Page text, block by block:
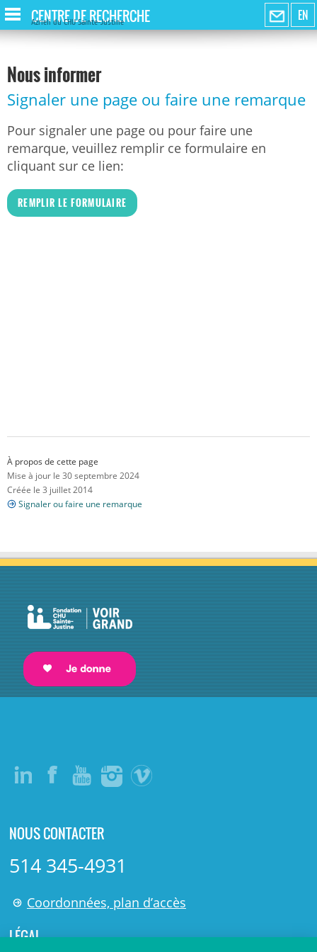
EN
CENTRE DE RECHERCHE
Azrieli du CHU Sainte-Justine
Nous informer
Signaler une page ou faire une remarque
Pour signaler une page ou pour faire une
remarque, veuillez remplir ce formulaire en
cliquant sur ce lien:
REMPLIR LE FORMULAIRE
À propos de cette page
Mise à jour le 30 septembre 2024
Créée le 3 juillet 2014
Signaler ou faire une remarque
NOUS CONTACTER
514 345-4931
Coordonnées, plan d’accès
LÉGAL